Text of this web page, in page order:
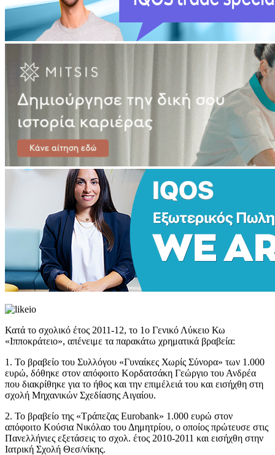
Κατά το σχολικό έτος 2011-12, το 1ο Γενικό Λύκειο Κω
«Ιπποκράτειο», απένειμε τα παρακάτω χρηματικά βραβεία:
1. Το βραβείο του Συλλόγου «Γυναίκες Χωρίς Σύνορα» των 1.000
ευρώ, δόθηκε στον απόφοιτο Κορδατσάκη Γεώργιο του Ανδρέα
που διακρίθηκε για το ήθος και την επιμέλειά του και εισήχθη στη
σχολή Μηχανικών Σχεδίασης Αιγαίου.
2. Το βραβείο της «Τράπεζας Eurobank» 1.000 ευρώ στον
απόφοιτο Κούσια Νικόλαο του Δημητρίου, ο οποίος πρώτευσε στις
Πανελλήνιες εξετάσεις το σχολ. έτος 2010-2011 και εισήχθη στην
Ιατρική Σχολή Θεσ/νίκης.